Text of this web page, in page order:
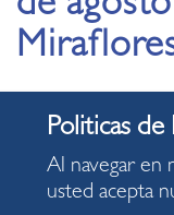
22.07.2019
Por Juegos
Lima 2019.
Al navegar en
usted acepta